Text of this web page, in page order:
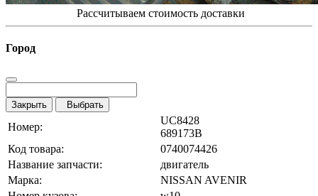
Рассчитываем стоимость доставки
Город
Закрыть Выбрать
Номер:
UC8428
689173B
Код товара:
0740074426
Название запчасти:
двигатель
Марка:
NISSAN AVENIR